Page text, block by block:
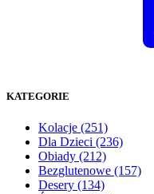
KATEGORIE
Kolacje (251)
Dla Dzieci (236)
Obiady (212)
Bezglutenowe (157)
Desery (134)